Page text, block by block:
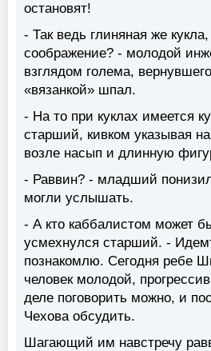
остановят!
- Так ведь глиняная же кукла,
соображение? - молодой
взглядом голема,
«вязанкой» шпал.
- На то при куклах имеется
старший, кивком указывая
возле насып и длинную
- Раввин? - младший
могли услышать.
- А кто каббалистом может
усмехнулся старший. -
познакомлю. Сегодня ребе
человек молодой,
деле поговорить можно, и
Чехова обсудить.
Шагающий им навстречу